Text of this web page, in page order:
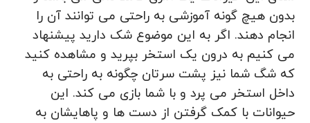
بدون هیچ گونه آموزشی به راحتی می توانند آن را
انجام دهند. اگر به این موضوع شک دارید پیشنهاد
می کنیم به درون یک استخر بپرید و مشاهده کنید
که شگ شما نیز پشت سرتان چگونه به راحتی به
داخل استخر می پرد و با شما بازی می کند. این
حیوانات با کمک گرفتن از دست ها و پاهایشان به